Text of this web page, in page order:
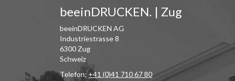
beeinDRUCKEN. | Zug
beeinDRUCKEN AG
Industriestrasse 8
6300 Zug
Schweiz
Telefon:+41 (0)41 710 67 80